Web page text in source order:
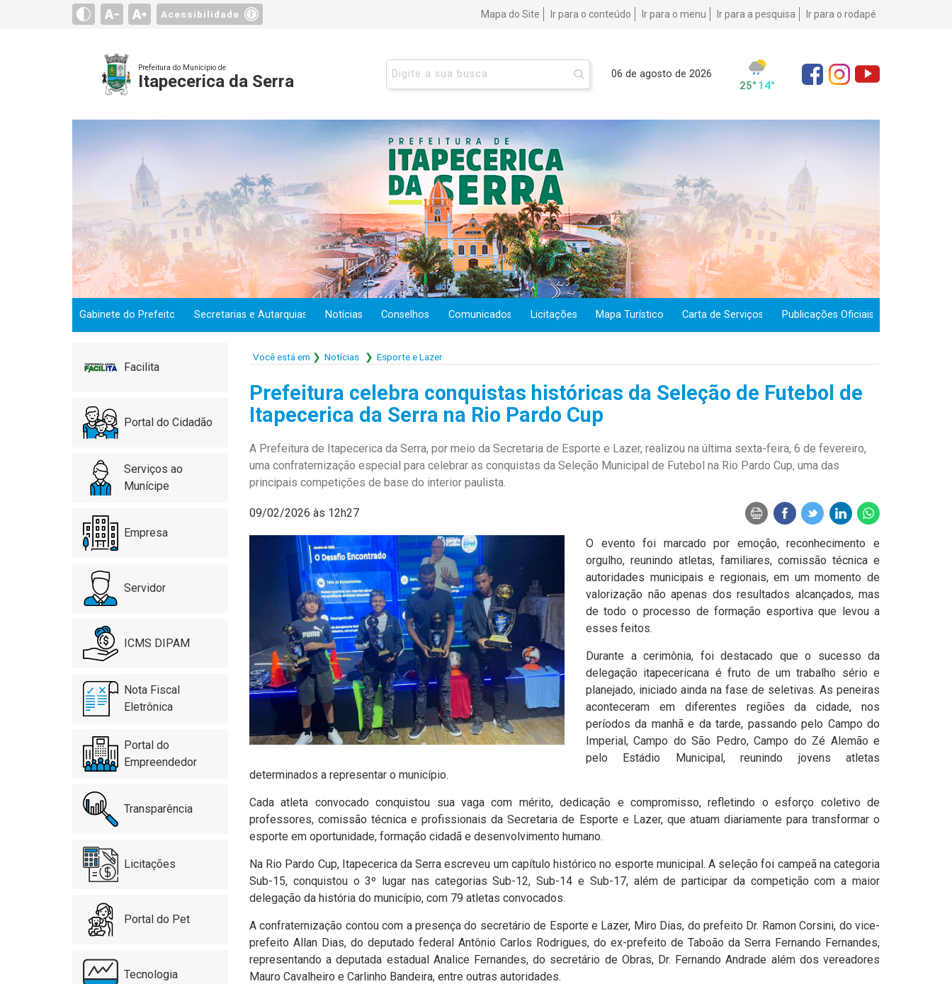
Acessibilidade Mapa do Site Ir para o conteúdo Ir para o menu Ir para a pesquisa Ir para o rodapé
Prefeitura do Município de
Itapecerica da Serra 06 de agosto de 2026
Gabinete do Prefeito Secretarias e Autarquias Notícias Conselhos Comunicados Licitações Mapa Turístico Carta de Serviços Publicações Oficiais
Facilita
Portal do Cidadão
Serviços ao
Munícipe
Empresa
Servidor
ICMS DIPAM
Nota Fiscal
Eletrônica
Portal do
Empreendedor
Transparência
Licitações
Portal do Pet
Tecnologia
Você está em Notícias Esporte e Lazer
Prefeitura celebra conquistas históricas da Seleção de Futebol de
Itapecerica da Serra na Rio Pardo Cup
A Prefeitura de Itapecerica da Serra, por meio da Secretaria de Esporte e Lazer, realizou na última sexta-feira, 6 de fevereiro,
uma confraternização especial para celebrar as conquistas da Seleção Municipal de Futebol na Rio Pardo Cup, uma das
principais competições de base do interior paulista.
09/02/2026 às 12h27
O evento foi marcado por emoção, reconhecimento e
orgulho, reunindo atletas, familiares, comissão técnica e
autoridades municipais e regionais, em um momento de
valorização não apenas dos resultados alcançados, mas
de todo o processo de formação esportiva que levou a
esses feitos.
Durante a cerimônia, foi destacado que o sucesso da
delegação itapecericana é fruto de um trabalho sério e
planejado, iniciado ainda na fase de seletivas. As peneiras
aconteceram em diferentes regiões da cidade, nos
períodos da manhã e da tarde, passando pelo Campo do
Imperial, Campo do São Pedro, Campo do Zé Alemão e
pelo Estádio Municipal, reunindo jovens atletas
determinados a representar o município.
Cada atleta convocado conquistou sua vaga com mérito, dedicação e compromisso, refletindo o esforço coletivo de
professores, comissão técnica e profissionais da Secretaria de Esporte e Lazer, que atuam diariamente para transformar o
esporte em oportunidade, formação cidadã e desenvolvimento humano.
Na Rio Pardo Cup, Itapecerica da Serra escreveu um capítulo histórico no esporte municipal. A seleção foi campeã na categoria
Sub-15, conquistou o 3º lugar nas categorias Sub-12, Sub-14 e Sub-17, além de participar da competição com a maior
delegação da história do município, com 79 atletas convocados.
A confraternização contou com a presença do secretário de Esporte e Lazer, Miro Dias, do prefeito Dr. Ramon Corsini, do vice-
prefeito Allan Dias, do deputado federal Antônio Carlos Rodrigues, do ex-prefeito de Taboão da Serra Fernando Fernandes,
representando a deputada estadual Analice Fernandes, do secretário de Obras, Dr. Fernando Andrade além dos vereadores
Mauro Cavalheiro e Carlinho Bandeira, entre outras autoridades.